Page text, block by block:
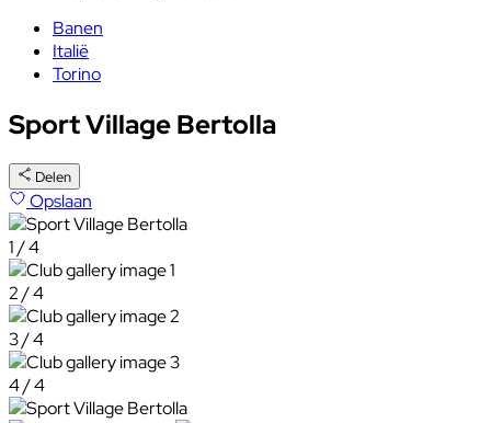
Banen
Italië
Torino
Sport Village Bertolla
Delen
Opslaan
1 / 4
2 / 4
3 / 4
4 / 4